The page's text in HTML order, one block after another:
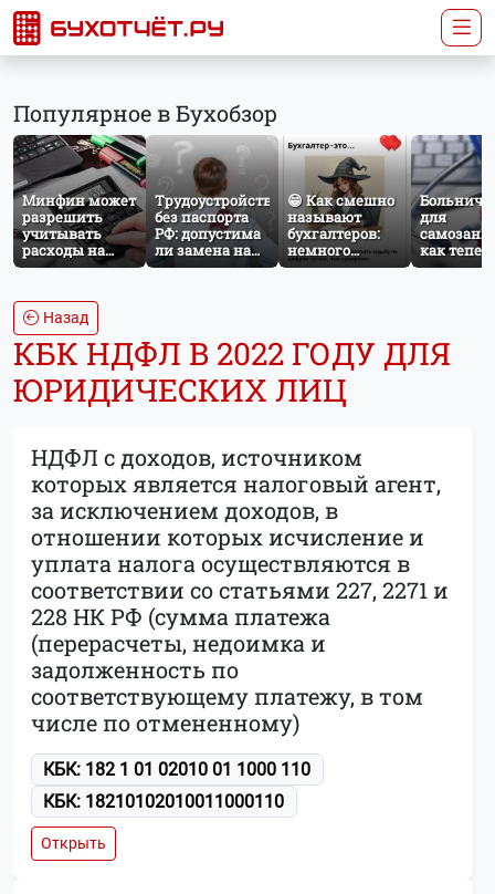
Популярное в Бухобзор
Минфин может
разрешить
учитывать
расходы на
защиту от
расчёте налога
на прибыль
Трудоустройство
без паспорта
РФ: допустима
ли замена на
загранпаспорт?
😁 Как смешно
называют
бухгалтеров:
немного
профессионального
для
как
работает
Назад
КБК НДФЛ В 2022 ГОДУ ДЛЯ
ЮРИДИЧЕСКИХ ЛИЦ
НДФЛ с доходов, источником
которых является налоговый агент,
за исключением доходов, в
отношении которых исчисление и
уплата налога осуществляются в
соответствии со статьями 227, 2271 и
228 НК РФ (сумма платежа
(перерасчеты, недоимка и
задолженность по
соответствующему платежу, в том
числе по отмененному)
КБК: 182 1 01 02010 01 1000 110
КБК: 18210102010011000110
Открыть